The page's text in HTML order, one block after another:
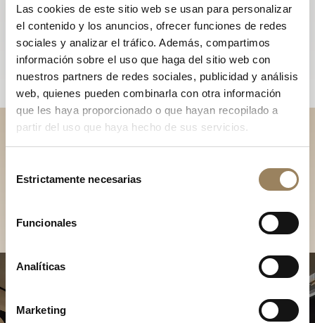
Las cookies de este sitio web se usan para personalizar
el contenido y los anuncios, ofrecer funciones de redes
sociales y analizar el tráfico. Además, compartimos
información sobre el uso que haga del sitio web con
nuestros partners de redes sociales, publicidad y análisis
web, quienes pueden combinarla con otra información
que les haya proporcionado o que hayan recopilado a
partir del uso que haya hecho de sus servicios.
Estrictamente necesarias
Funcionales
Analíticas
Marketing
Descubra nuestras
colecciones en boutique